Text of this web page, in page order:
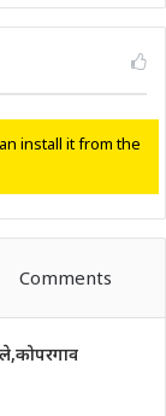
install it from the
Comments